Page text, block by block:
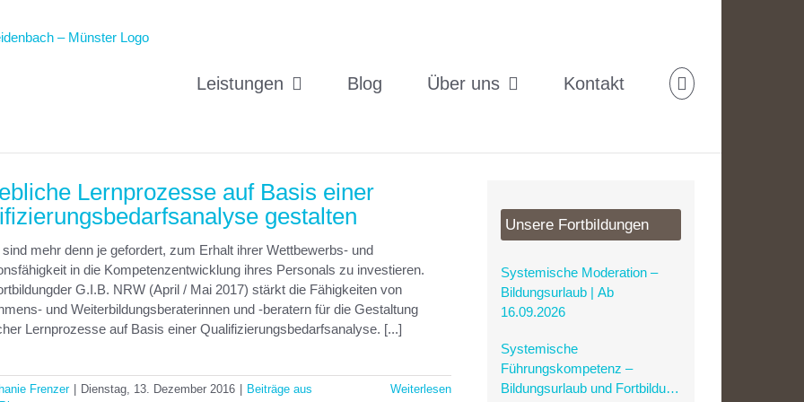
Leistungen Blog Über uns Kontakt
Lernprozesse auf Basis einer
gestalten
sind mehr denn je gefordert, zum Erhalt ihrer Wettbewerbs- und
in die Kompetenzentwicklung ihres Personals zu investieren.
G.I.B. NRW (April / Mai 2017) stärkt die Fähigkeiten von
und Weiterbildungsberaterinnen und -beratern für die Gestaltung
Lernprozesse auf Basis einer Qualifizierungsbedarfsanalyse. [...]
Frenzer Dienstag, 13. Dezember 2016
Beiträge aus
Weiterlesen
Unsere Fortbildungen
Systemische Moderation –
Bildungsurlaub | Ab
16.09.2026
Systemische
Führungskompetenz –
Bildungsurlaub und Fortbildung